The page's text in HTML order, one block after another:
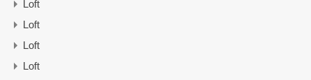
Loft
Loft
Loft
Loft